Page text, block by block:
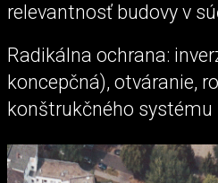
relevantnosť budovy v
Radikálna ochrana:
koncepčná), otváranie,
konštrukčného systému